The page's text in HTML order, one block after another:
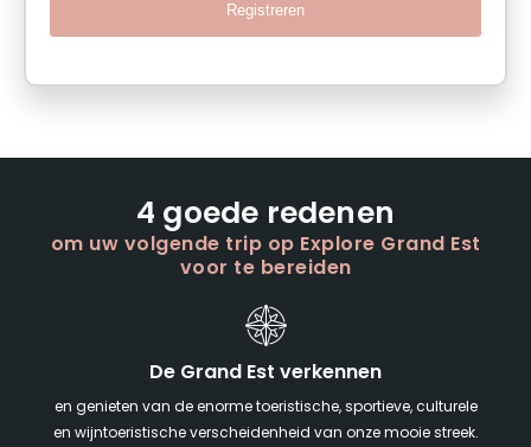
Registreren
4 goede redenen
om uw volgende trip op Explore Grand Est
voor te bereiden
De Grand Est verkennen
en genieten van de enorme toeristische, sportieve, culturele
en wijntoeristische verscheidenheid van onze mooie streek.